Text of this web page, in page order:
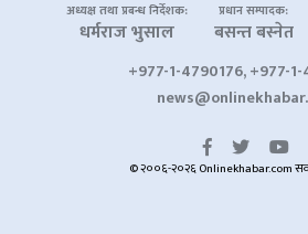
अध्यक्ष तथा प्रबन्ध निर्देशक:
धर्मराज भुसाल
प्रधान सम्पादक:
बसन्त बस्नेत
+977-1-4790176, +977-
© २००६-२०२६ Onlinekhabar.com